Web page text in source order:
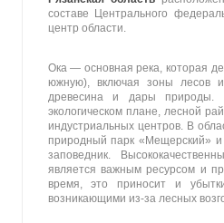
составе Центрального
центр области.
Ока — основная река, которая
южную), включая зоны лесов
древесина и дары природы.
экологическом плане, лесной
индустриальных центров. В
природный парк «Мещерский»
заповедник.
является важным ресурсом и
время, это приносит и
возникающими из-за лесных